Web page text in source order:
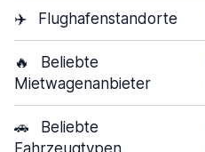
✈️ Flughafenstandorte
🔥
Beliebte
Mietwagenanbieter
🚗
Beliebte
Fahrzeugtypen